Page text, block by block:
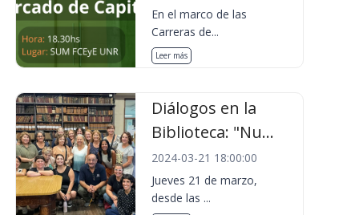
En el marco de las
Carreras de...
Leer más
Diálogos en la
Biblioteca: "Nu...
2024-03-21 18:00:00
Jueves 21 de marzo,
desde las ...